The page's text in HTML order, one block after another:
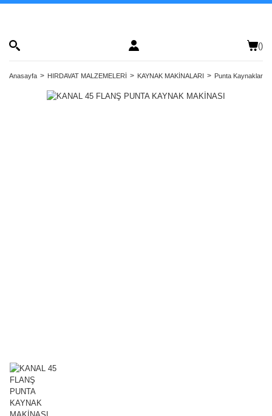
()
Anasayfa HIRDAVAT MALZEMELERİ KAYNAK MAKİNALARI Punta Kaynaklar